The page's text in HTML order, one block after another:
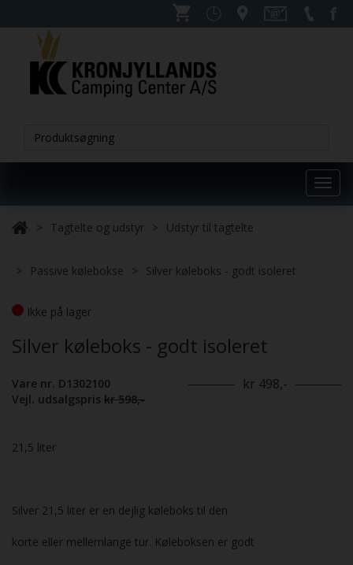
Tagtelte og udstyr Udstyr til tagtelte
Passive kølebokse Silver køleboks - godt isoleret
Ikke på lager
Silver køleboks - godt isoleret
Vare nr. D1302100
Vejl. udsalgspris kr 598,-
kr 498,-
21,5 liter
Silver 21,5 liter er en dejlig køleboks til den
korte eller mellemlange tur. Køleboksen er godt